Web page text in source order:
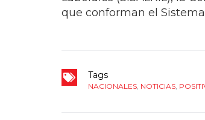
que conforman el
Tags
NACIONALES, NOTICIAS,